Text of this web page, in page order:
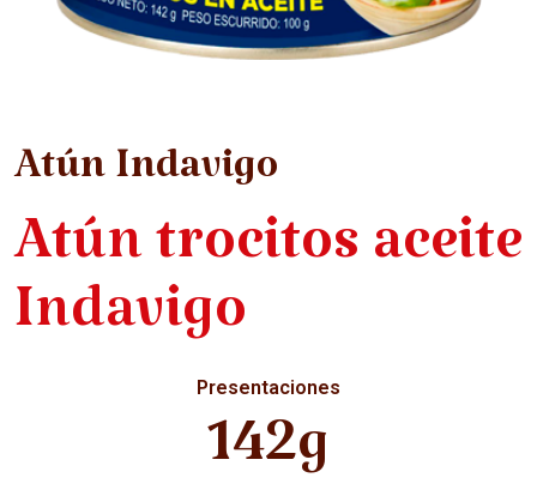
Atún Indavigo
Atún trocitos aceite
Indavigo
Presentaciones
142g